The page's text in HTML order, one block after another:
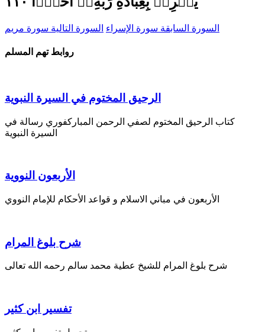
السورة السابقة سورة الإسراء السورة التالية سورة مريم
روابط تهم المسلم
الرحيق المختوم في السيرة النبوية
كتاب الرحيق المختوم لصفي الرحمن المباركفوري رسالة في
السيرة النبوية
الأربعون النووية
الأربعون في مباني الاسلام و قواعد الأحكام للإمام النووي
شرح بلوغ المرام
شرح بلوغ المرام للشيخ عطية محمد سالم رحمه الله تعالى
تفسير ابن كثير